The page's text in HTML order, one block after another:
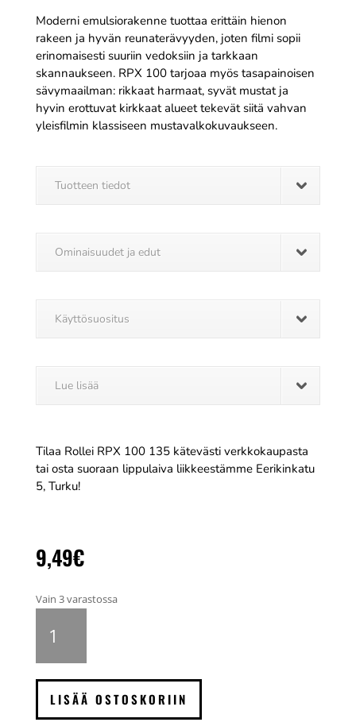
Moderni emulsiorakenne tuottaa erittäin hienon
rakeen ja hyvän reunaterävyyden, joten filmi sopii
erinomaisesti suuriin vedoksiin ja tarkkaan
skannaukseen. RPX 100 tarjoaa myös tasapainoisen
sävymaailman: rikkaat harmaat, syvät mustat ja
hyvin erottuvat kirkkaat alueet tekevät siitä vahvan
yleisfilmin klassiseen mustavalkokuvaukseen.
Tuotteen tiedot
Ominaisuudet ja edut
Käyttösuositus
Lue lisää
Tilaa Rollei RPX 100 135 kätevästi verkkokaupasta
tai osta suoraan lippulaiva liikkeestämme Eerikinkatu
5, Turku!
9,49€
Vain 3 varastossa
RPX
kuvaa
LISÄÄ OSTOSKORIIN